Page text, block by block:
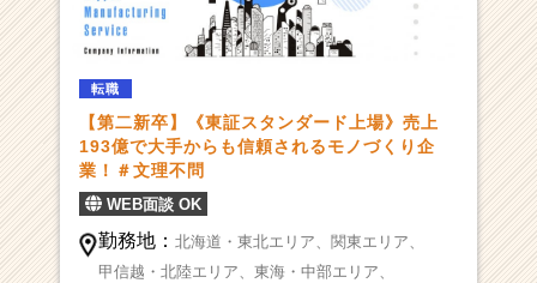
転職
【第二新卒】《東証スタンダード上場》売上
193億で大手からも信頼されるモノづくり企
業！＃文理不問
WEB面談 OK
勤務地： 北海道・東北エリア、 関東エリア、
甲信越・北陸エリア、 東海・中部エリア、